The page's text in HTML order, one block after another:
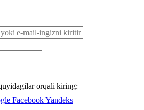
orqali kiring:
FacebookYandeks